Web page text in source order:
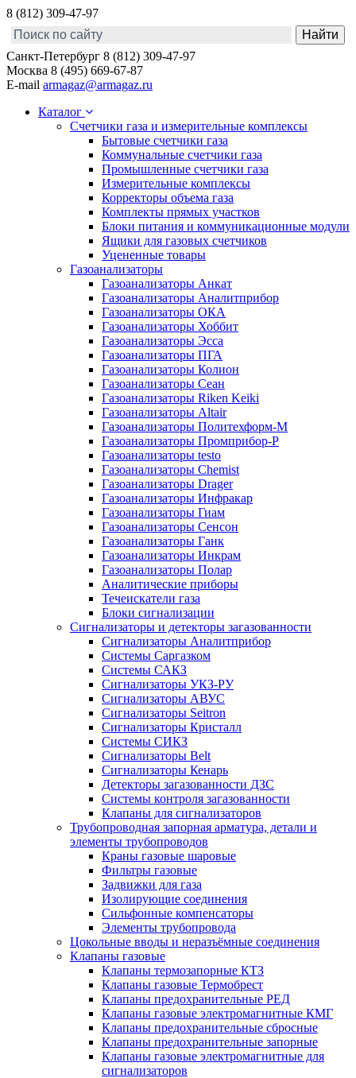
8 (812) 309-47-97
Санкт-Петербург 8 (812) 309-47-97
Москва 8 (495) 669-67-87
E-mail armagaz@armagaz.ru
Каталог
Счетчики газа и измерительные комплексы
Бытовые счетчики газа
Коммунальные счетчики газа
Промышленные счетчики газа
Измерительные комплексы
Корректоры объема газа
Комплекты прямых участков
Блоки питания и коммуникационные модули
Ящики для газовых счетчиков
Уцененные товары
Газоанализаторы
Газоанализаторы Анкат
Газоанализаторы Аналитприбор
Газоанализаторы ОКА
Газоанализаторы Хоббит
Газоанализаторы Эсса
Газоанализаторы ПГА
Газоанализаторы Колион
Газоанализаторы Сеан
Газоанализаторы Riken Keiki
Газоанализаторы Altair
Газоанализаторы Политехформ-М
Газоанализаторы Промприбор-Р
Газоанализаторы testo
Газоанализаторы Chemist
Газоанализаторы Drager
Газоанализаторы Инфракар
Газоанализаторы Гиам
Газоанализаторы Сенсон
Газоанализаторы Ганк
Газоанализаторы Инкрам
Газоанализаторы Полар
Аналитические приборы
Течеискатели газа
Блоки сигнализации
Сигнализаторы и детекторы загазованности
Сигнализаторы Аналитприбор
Системы Саргазком
Системы САКЗ
Сигнализаторы УКЗ-РУ
Сигнализаторы АВУС
Сигнализаторы Seitron
Сигнализаторы Кристалл
Системы СИКЗ
Сигнализаторы Belt
Сигнализаторы Кенарь
Детекторы загазованности ДЗС
Системы контроля загазованности
Клапаны для сигнализаторов
Трубопроводная запорная арматура, детали и
элементы трубопроводов
Краны газовые шаровые
Фильтры газовые
Задвижки для газа
Изолирующие соединения
Сильфонные компенсаторы
Элементы трубопровода
Цокольные вводы и неразъёмные соединения
Клапаны газовые
Клапаны термозапорные КТЗ
Клапаны газовые Термобрест
Клапаны предохранительные РЕД
Клапаны газовые электромагнитные КМГ
Клапаны предохранительные сбросные
Клапаны предохранительные запорные
Клапаны газовые электромагнитные для
сигнализаторов